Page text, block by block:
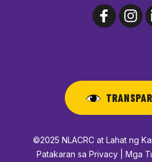
©2025 NLACRC at Lahat ng
Patakaran sa Privacy | Mga